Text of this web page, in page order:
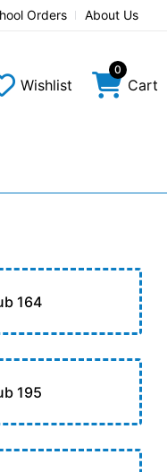
Orders About Us
Wishlist
0
Cart
164
195